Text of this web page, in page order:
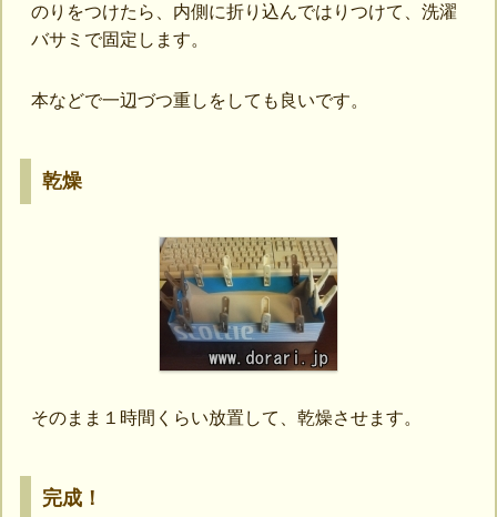
のりをつけたら、内側に折り込んではりつけて、洗濯
バサミで固定します。
本などで一辺づつ重しをしても良いです。
乾燥
そのまま１時間くらい放置して、乾燥させます。
完成！